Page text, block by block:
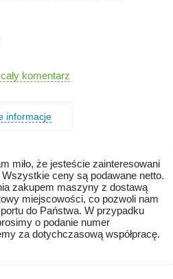
m2
zewnątrz 2550 mm
mm
1150-1250 mm
wózek skrętny
30/40 km
(do tyłu/na boki) (stopni) 50/45
komentarz
informacje
miło, że jesteście zainteresowani
ceny są podawane netto.
zakupem maszyny z dostawą
miejscowości, co pozwoli nam
do Państwa. W przypadku
o podanie numer
za dotychczasową współpracę.